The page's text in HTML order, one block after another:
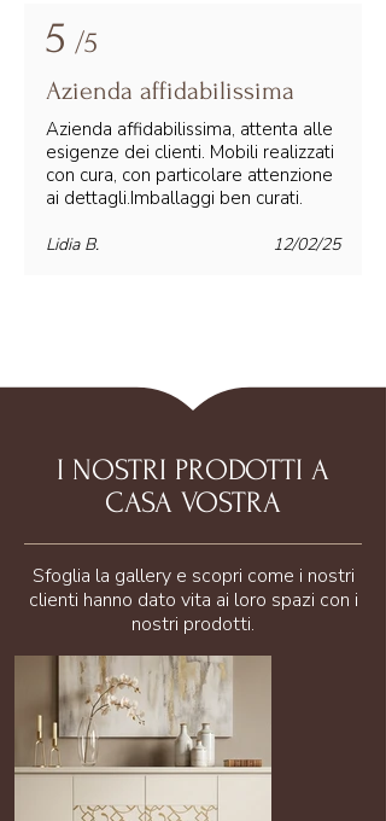
5 /5
Azienda affidabilissima
Azienda affidabilissima, attenta alle
esigenze dei clienti. Mobili realizzati
con cura, con particolare attenzione
ai dettagli.Imballaggi ben curati.
12/02/25
Lidia B.
I NOSTRI PRODOTTI A
CASA VOSTRA
Sfoglia la gallery e scopri come i nostri
clienti hanno dato vita ai loro spazi con i
nostri prodotti.